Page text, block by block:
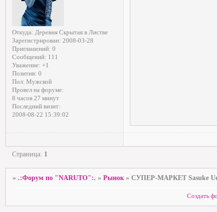
Откуда: Деревня Скрытая в Листве
Зарегистрирован: 2008-03-28
Приглашений: 0
Сообщений: 111
Уважение: +1
Позитив: 0
Пол: Мужской
Провел на форуме:
8 часов 27 минут
Последний визит:
2008-08-22 15:39:02
Страница: 1
».:Форум по "NARUTO":. »Рынок »СУПЕР-МАРКЕТ Sasuke
Создать